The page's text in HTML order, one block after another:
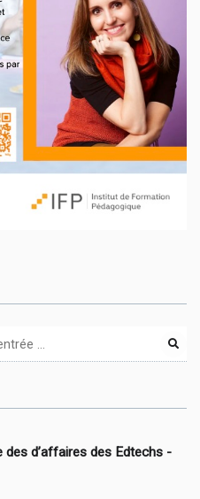
des d’affaires des Edtechs -